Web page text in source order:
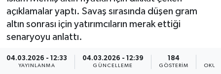
açıklamalar yaptı. Savaş sırasında düşen gram
altın sonrası için yatırımcıların merak ettiği
senaryoyu anlattı.
04.03.2026 - 12:33
YAYINLANMA
04.03.2026 - 12:39
GÜNCELLEME
184
GÖSTERIM
Son Dakika Haberleri
Haber Arşivi